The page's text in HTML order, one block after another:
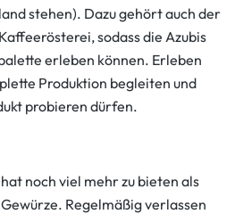
stehen). Dazu gehört auch der
sodass die Azubis
erleben können. Erleben
Produktion begleiten und
probieren dürfen.
noch viel mehr zu bieten als
Regelmäßig verlassen